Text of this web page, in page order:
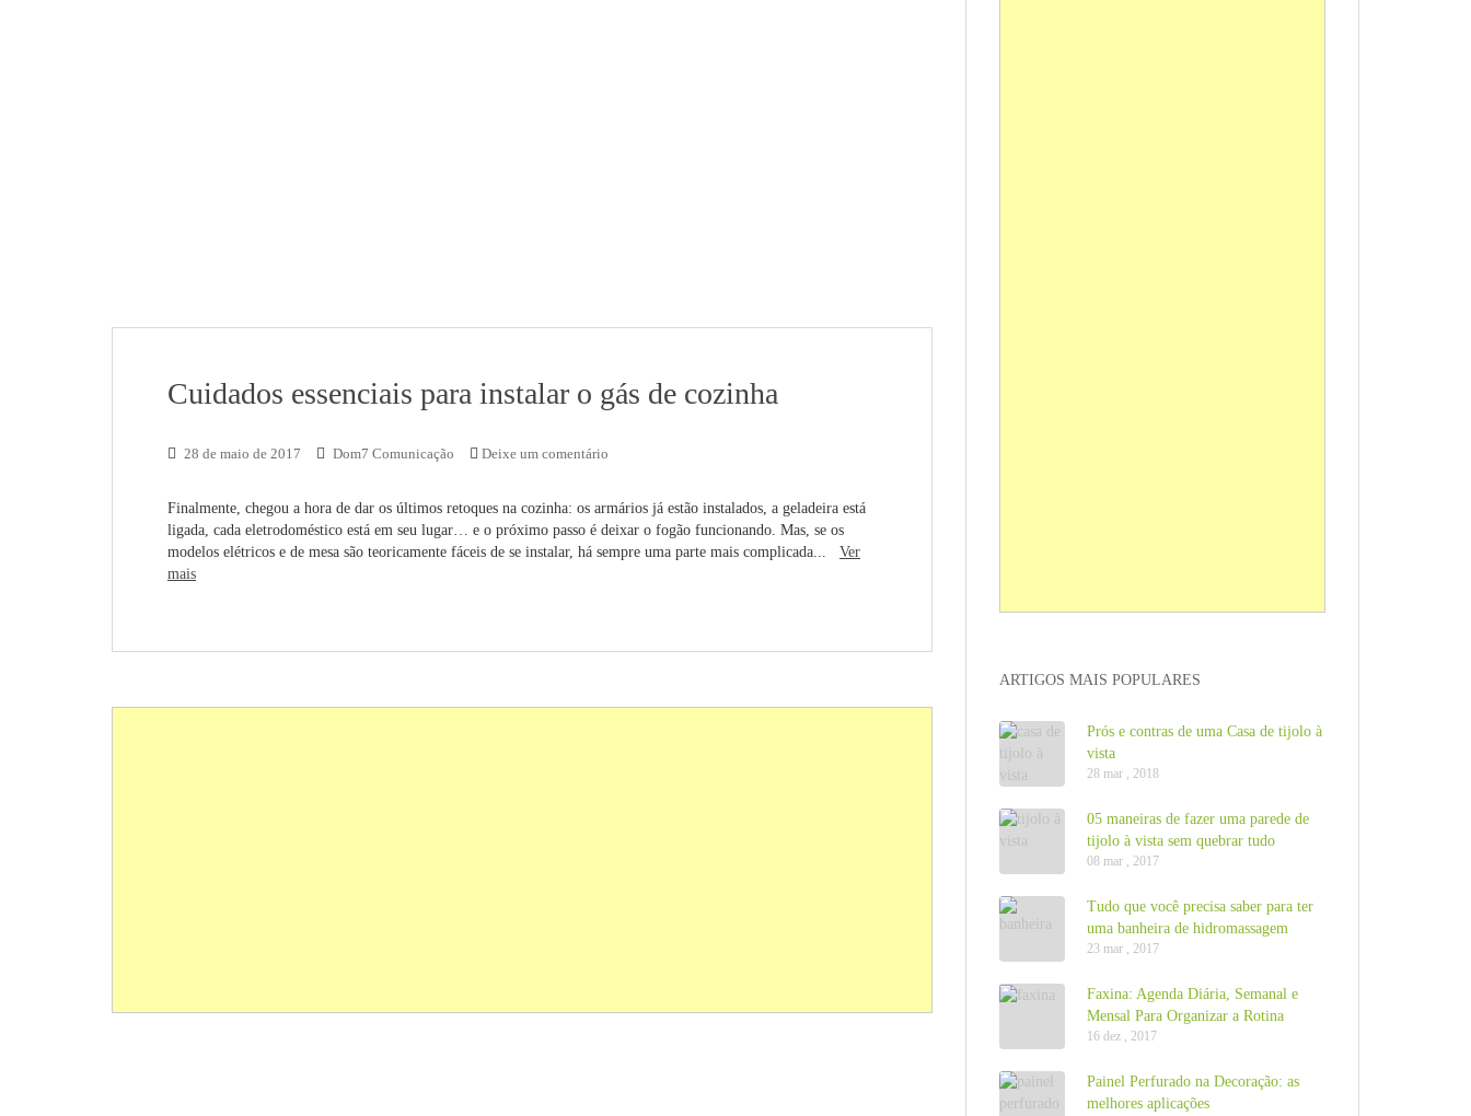
Cuidados essenciais para instalar o gás de cozinha
28 de maio de 2017 Dom7 Comunicação Deixe um comentário
Finalmente, chegou a hora de dar os últimos retoques na cozinha: os armários já estão instalados, a geladeira está
ligada, cada eletrodoméstico está em seu lugar… e o próximo passo é deixar o fogão funcionando. Mas, se os
modelos elétricos e de mesa são teoricamente fáceis de se instalar, há sempre uma parte mais complicada... Ver
mais
ARTIGOS MAIS POPULARES
Prós e contras de uma Casa de tijolo à
vista
28 mar , 2018
05 maneiras de fazer uma parede de
tijolo à vista sem quebrar tudo
08 mar , 2017
Tudo que você precisa saber para ter
uma banheira de hidromassagem
23 mar , 2017
Faxina: Agenda Diária, Semanal e
Mensal Para Organizar a Rotina
16 dez , 2017
Painel Perfurado na Decoração: as
melhores aplicações